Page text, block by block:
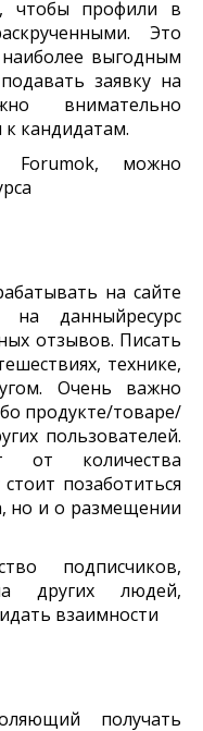
чтобы профили в
Это
выгодным
заявку на
внимательно
кандидатам.
Forumok, можно
на сайте
данныйресурс
отзывов. Писать
технике,
Очень важно
продукте/товаре/
пользователей.
от количества
позаботиться
но и о размещении
подписчиков,
других людей,
взаимности
получать